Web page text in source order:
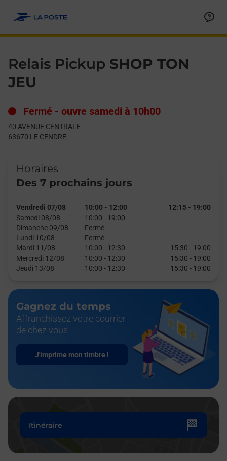
Relais Pickup SHOP TON
JEU
Fermé - ouvre samedi à 10h00
40 AVENUE CENTRALE
63670 LE CENDRE
Horaires
Des 7 prochains jours
Vendredi 07/08 10:00 - 12:00 12:15 - 19:00
Samedi 08/08
10:00 - 19:00
Dimanche 09/08
Fermé
Lundi 10/08
Fermé
Mardi 11/08
10:00 - 12:30 15:30 - 19:00
Mercredi 12/08
10:00 - 12:30 15:30 - 19:00
Jeudi 13/08
10:00 - 12:30 15:30 - 19:00
Gagnez du temps
Affranchissez votre courrier
de chez vous
J'imprime mon timbre !
Itinéraire